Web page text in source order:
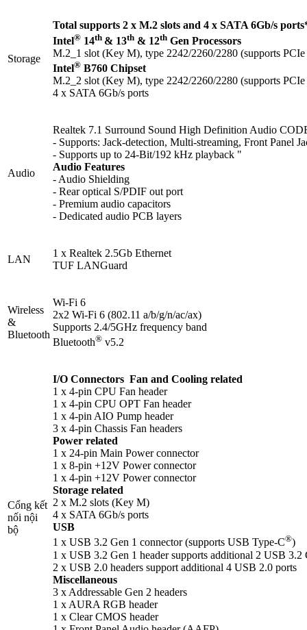
Storage
Total supports 2 x M.2 slots and 4 x SATA 6Gb/s
Intel® 14th & 13th & 12th Gen Processors
M.2_1 slot (Key M), type 2242/2260/2280 (supports
Intel® B760 Chipset
M.2_2 slot (Key M), type 2242/2260/2280 (supports
4 x SATA 6Gb/s ports
Audio
Realtek 7.1 Surround Sound High Definition Audio
- Supports: Jack-detection, Multi-streaming, Front Panel
- Supports up to 24-Bit/192 kHz playback "
Audio Features
- Audio Shielding
- Rear optical S/PDIF out port
- Premium audio capacitors
- Dedicated audio PCB layers
LAN
1 x Realtek 2.5Gb Ethernet
TUF LANGuard
Wireless
&
Bluetooth
Wi-Fi 6
2x2 Wi-Fi 6 (802.11 a/b/g/n/ac/ax)
Supports 2.4/5GHz frequency band
Bluetooth® v5.2
Cổng kết
nối nội
bộ
I/O Connectors Fan and Cooling related
1 x 4-pin CPU Fan header
1 x 4-pin CPU OPT Fan header
1 x 4-pin AIO Pump header
3 x 4-pin Chassis Fan headers
Power related
1 x 24-pin Main Power connector
1 x 8-pin +12V Power connector
1 x 4-pin +12V Power connector
Storage related
2 x M.2 slots (Key M)
4 x SATA 6Gb/s ports
USB
1 x USB 3.2 Gen 1 connector (supports USB Type-C®)
1 x USB 3.2 Gen 1 header supports additional 2 USB 3.2
2 x USB 2.0 headers support additional 4 USB 2.0 ports
Miscellaneous
3 x Addressable Gen 2 headers
1 x AURA RGB header
1 x Clear CMOS header